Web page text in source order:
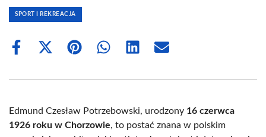
SPORT I REKREACJA
Share
Share
(Twitter)
Share Share Share Share
Edmund Czesław Potrzebowski, urodzony 16 czerwca
1926 roku w Chorzowie, to postać znana w polskim